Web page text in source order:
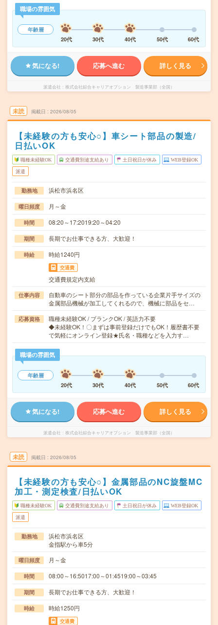
職場の雰囲気
年齢層
20代
30代 40代 50代 60代
気になる! 応募へ進む 詳しく見る
派遣会社 株式会社綜合キャリアオプション 製造事業部（全国）
未読 掲載日 2026/08/05
【未経験の方も安心○】車シート部品の製造/
日払いOK
職種未経験OK 交通費別途支給あり 土日祝日が休み WEB登録OK
派遣
勤務地 浜松市浜名区
曜日頻度 月～金
時間 08:20～17:2019:20～04:20
期間 長期でお仕事できる方、大歓迎！
時給 時給1240円
交通費
交通費規定内支給
仕事内容
自動車のシート部分の部品を作っている企業片手サイズの
金属部品機械が加工してくれるので、機械に部品をセ…
応募資格
職種未経験OK / ブランクOK / 英語力不要
◆未経験OK！〇まずは事前登録だけでもOK！履歴書不要
で気軽にオンライン登録★氏名・職種などを入力す…
職場の雰囲気
年齢層
20代
30代 40代 50代 60代
気になる! 応募へ進む 詳しく見る
派遣会社 株式会社綜合キャリアオプション 製造事業部（全国）
未読 掲載日 2026/08/05
【未経験の方も安心○】金属部品のNC旋盤MC
加工・測定検査/日払いOK
職種未経験OK 交通費別途支給あり 土日祝日が休み WEB登録OK
派遣
勤務地
浜松市浜名区
金指駅から車5分
曜日頻度 月～金
時間 08:00～16:5017:00～01:4519:00～03:45
期間 長期でお仕事できる方、大歓迎！
時給 時給1250円
交通費